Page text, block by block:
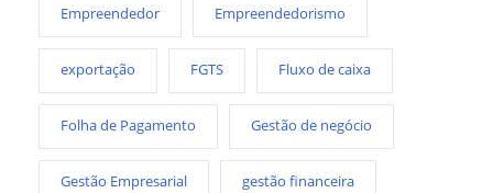
Empreendedor Empreendedorismo
exportação FGTS Fluxo de caixa
Folha de Pagamento Gestão de negócio
Gestão Empresarial gestão financeira